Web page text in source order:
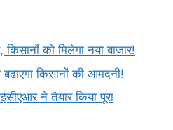
को मिलेगा नया बाजार!
किसानों की आमदनी!
ने तैयार किया पूरा